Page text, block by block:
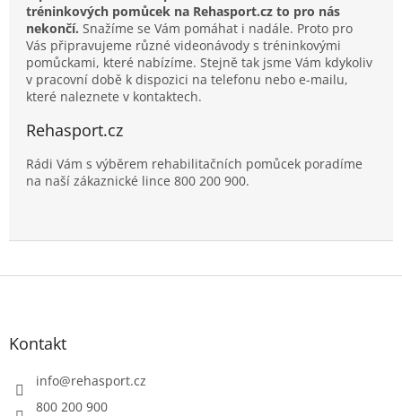
tréninkových pomůcek na Rehasport.cz to pro nás
nekončí. Snažíme se Vám pomáhat i nadále. Proto pro
Vás připravujeme různé videonávody s tréninkovými
pomůckami, které nabízíme. Stejně tak jsme Vám kdykoliv
v pracovní době k dispozici na telefonu nebo e-mailu,
které naleznete v kontaktech.
Rehasport.cz
Rádi Vám s výběrem rehabilitačních pomůcek poradíme
na naší zákaznické lince 800 200 900.
Z
Kontakt
info@rehasport.cz
800 200 900